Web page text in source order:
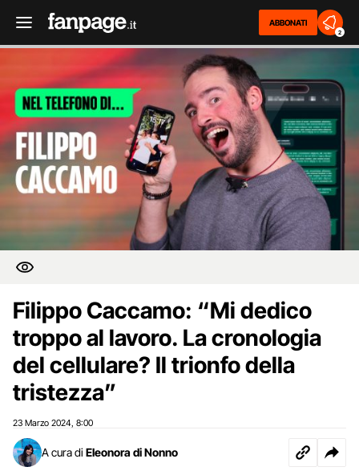
ABBONATI
2
Filippo Caccamo: “Mi dedico
troppo al lavoro. La cronologia
del cellulare? Il trionfo della
tristezza”
23 Marzo 2024 8:00
A cura di Eleonora di Nonno